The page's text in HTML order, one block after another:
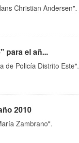
Christian Andersen".
para el añ...
de Policía Distrito Este".
2010
Zambrano".